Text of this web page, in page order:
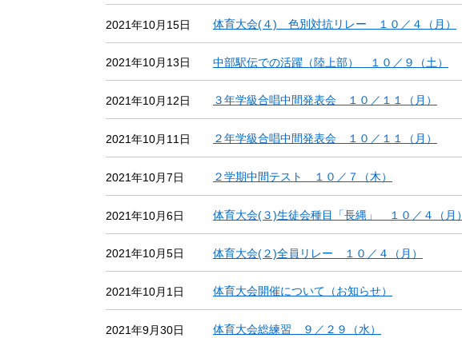
2021年10月15日 体育大会(４) 色別対抗リレー １０／４（月）
2021年10月13日 中部駅伝での活躍（陸上部） １０／９（土）
2021年10月12日 ３年学級合唱中間発表会 １０／１１（月）
2021年10月11日 ２年学級合唱中間発表会 １０／１１（月）
2021年10月7日 ２学期中間テスト １０／７（木）
2021年10月6日 体育大会(３)生徒会種目「長縄」 １０／４（月）
2021年10月5日 体育大会(２)全員リレー １０／４（月）
2021年10月1日 体育大会開催について（お知らせ）
2021年9月30日 体育大会総練習 ９／２９（水）